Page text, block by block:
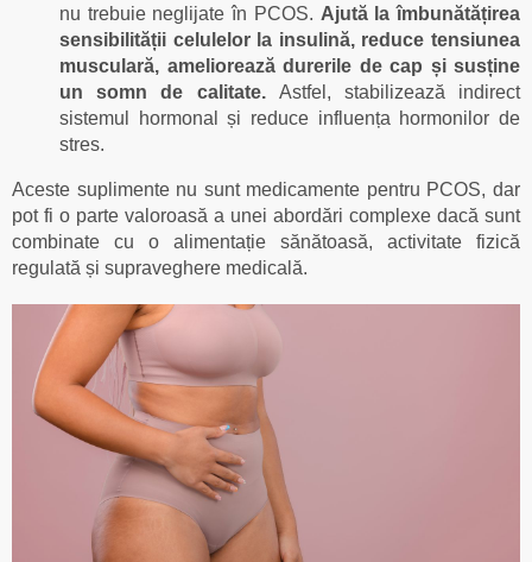
nu trebuie neglijate în PCOS. Ajută la îmbunătățirea
sensibilității celulelor la insulină, reduce tensiunea
musculară, ameliorează durerile de cap și susține
un somn de calitate. Astfel, stabilizează indirect
sistemul hormonal și reduce influența hormonilor de
stres.
Aceste suplimente nu sunt medicamente pentru PCOS, dar
pot fi o parte valoroasă a unei abordări complexe dacă sunt
combinate cu o alimentație sănătoasă, activitate fizică
regulată și supraveghere medicală.